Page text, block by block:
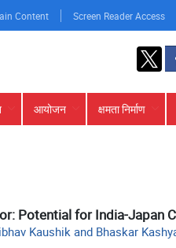
Content Screen Reader Access
आयोजन क्षमता निर्माण
Potential for India-Japan
Kaushik and Bhaskar